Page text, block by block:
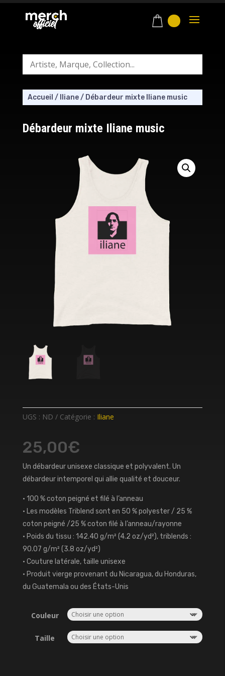
Accueil / Iliane/ Débardeur mixte Iliane music
Débardeur mixte Iliane music
UGS : ND Catégorie : Iliane
25,00€
Un débardeur unisexe classique et polyvalent. Un
débardeur intemporel qui allie qualité et douceur.
• 100 % coton peigné et filé à l’anneau
• Les modèles Triblend sont en 50 % polyester / 25 %
coton peigné /25 % coton filé à l’anneau/rayonne
• Poids du tissu : 142.40 g/m² (4.2 oz/yd²), triblends :
90.07 g/m² (3.8 oz/yd²)
• Couture latérale, taille unisexe
• Produit vierge provenant du Nicaragua, du Honduras,
du Guatemala ou des États-Unis
Couleur
Taille